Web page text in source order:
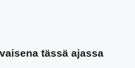
tässä ajassa